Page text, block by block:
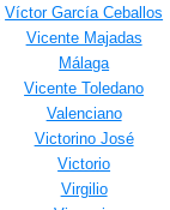
Víctor García Ceballos
Vicente Majadas
Málaga
Vicente Toledano
Valenciano
Victorino José
Victorio
Virgilio